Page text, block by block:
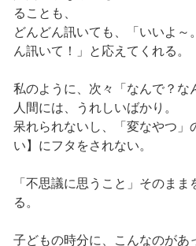
ることも、
どんどん訊いても、「いいよ～
ん訊いて！」と応えてくれる。
私のように、次々「なんで？な
人間には、うれしいばかり。
呆れられないし、「変なやつ」
い】にフタをされない。
「不思議に思うこと」そのまま
る。
子どもの時分に、こんなのがあ